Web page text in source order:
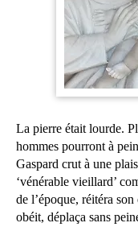
La pierre était lourde.
hommes pourront à
Gaspard crut à une
‘vénérable vieillard’
de l’époque, réitéra
obéit, déplaça sans